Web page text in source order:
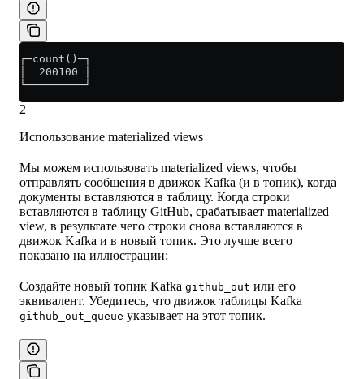
┌─count()─┐
│  200100 │
└─────────┘
2
Использование materialized views
Мы можем использовать materialized views, чтобы
отправлять сообщения в движок Kafka (и в топик), когда
документы вставляются в таблицу. Когда строки
вставляются в таблицу GitHub, срабатывает materialized
view, в результате чего строки снова вставляются в
движок Kafka и в новый топик. Это лучше всего
показано на иллюстрации:
Создайте новый топик Kafka github_out или его
эквивалент. Убедитесь, что движок таблицы Kafka
github_out_queue указывает на этот топик.